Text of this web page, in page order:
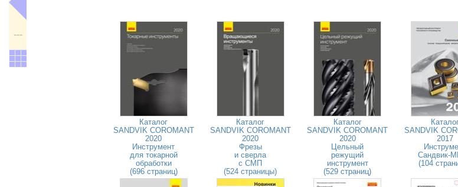
Каталог
SANDVIK COROMANT
2020
Инструмент
для токарной
обработки
(696 страниц)
Каталог
SANDVIK COROMANT
2020
Фрезы
и сверла
с СМП
(524 страницы)
Каталог
SANDVIK COROMANT
2020
Цельный
режущий
инструмент
(529 страниц)
SANDVIK
2017
Сандвик-
(104
---